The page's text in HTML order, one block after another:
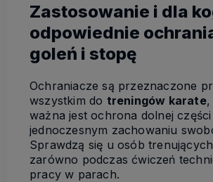
Zastosowanie i dla
odpowiednie
goleń i stopę
Ochraniacze są przeznaczone
wszystkim do treningów karate,
ważna jest ochrona dolnej
jednoczesnym zachowaniu
Sprawdzą się u osób
zarówno podczas ćwiczeń
pracy w parach.